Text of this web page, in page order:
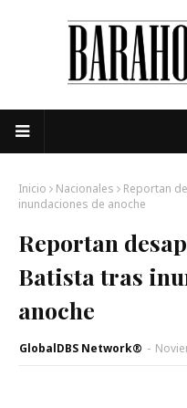
Inicio Nacionales
Reportan
inundaciones de anoche
Reportan
Batista tras
anoche
GlobalDBS Network® -